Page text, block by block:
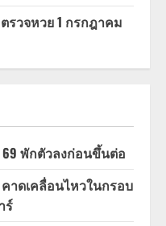
รวจหวย 1 กรกฎาคม
พักตัวลงก่อนขึ้นต่อ
าดเคลื่อนไหวในกรอบ
ร์